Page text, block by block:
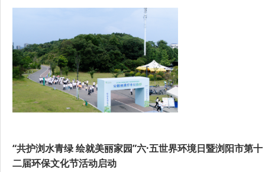
“共护浏水青绿 绘就美丽家园”六·五世界环境日暨浏阳市第十
二届环保文化节活动启动